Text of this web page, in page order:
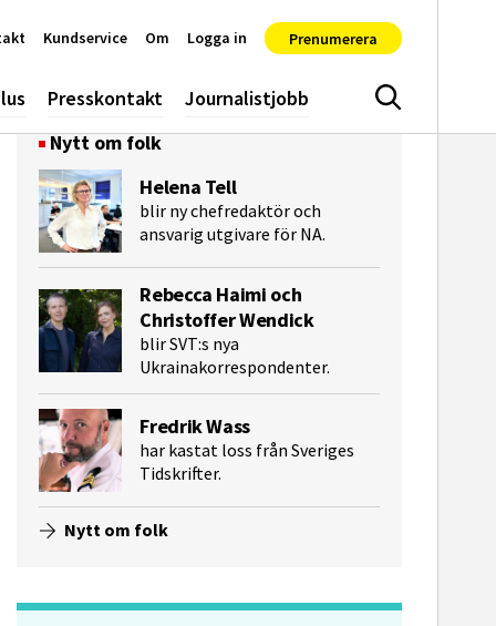
Presskontakt Journalistjobb Sök
Kundservice Om Logga in Prenumerera
post
Nytt om folk
Helena Tell
blir ny chefredaktör och
ansvarig utgivare för NA.
Rebecca Haimi och
Christoffer Wendick
blir SVT:s nya
Ukrainakorrespondenter.
Fredrik Wass
har kastat loss från Sveriges
Tidskrifter.
Nytt om folk